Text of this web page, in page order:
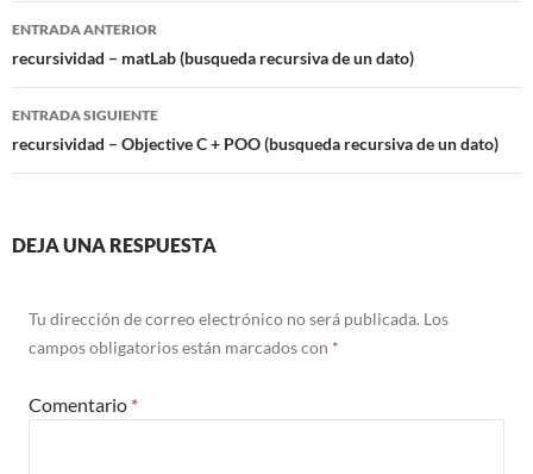
Navegación
de
entradas
ENTRADA ANTERIOR
recursividad – matLab (busqueda recursiva de un dato)
ENTRADA SIGUIENTE
recursividad – Objective C + POO (busqueda recursiva de un dato)
DEJA UNA RESPUESTA
Tu dirección de correo electrónico no será publicada. Los
campos obligatorios están marcados con *
Comentario *